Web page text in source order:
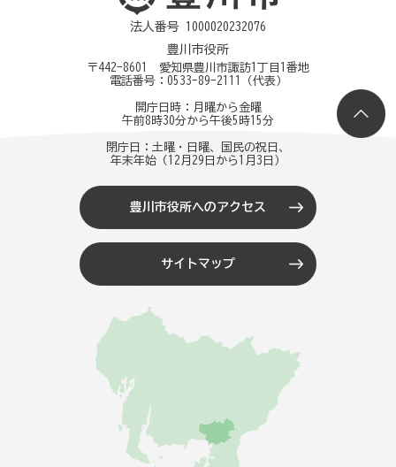
法人番号 1000020232076
豊川市役所
〒442-8601 愛知県豊川市諏訪1丁目1番地
電話番号： 0533-89-2111 （代表）
開庁日時：月曜から金曜
午前8時30分から午後5時15分
閉庁日：土曜・日曜、国民の祝日、
年末年始（12月29日から1月3日）
豊川市役所へのアクセス
サイトマップ